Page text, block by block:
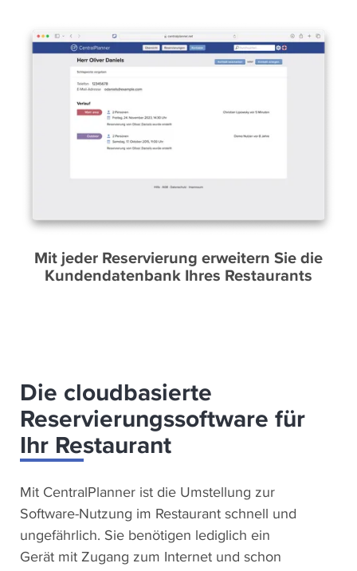
Mit jeder Reservierung erweitern Sie die
Kundendatenbank Ihres Restaurants
Die cloudbasierte
Reservierungssoftware für
Ihr Restaurant
Mit CentralPlanner ist die Umstellung zur
Software-Nutzung im Restaurant schnell und
ungefährlich. Sie benötigen lediglich ein
Gerät mit Zugang zum Internet und schon